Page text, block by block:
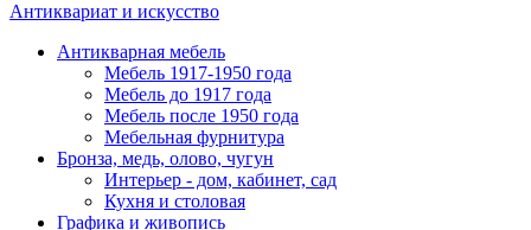
Антиквариат и искусство
Антикварная мебель
Мебель 1917-1950 года
Мебель до 1917 года
Мебель после 1950 года
Мебельная фурнитура
Бронза, медь, олово, чугун
Интерьер - дом, кабинет, сад
Кухня и столовая
Графика и живопись